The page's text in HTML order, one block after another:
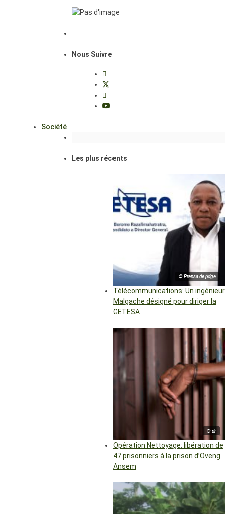
Nous Suivre
Société
Les plus récents
© Prensa de pdge
Télécommunications: Un ingénieur
Malgache désigné pour diriger la
GETESA
© dr
Opération Nettoyage: libération de
47 prisonniers à la prison d’Oveng
Ansem